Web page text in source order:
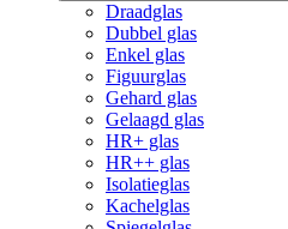
Draadglas
Dubbel glas
Enkel glas
Figuurglas
Gehard glas
Gelaagd glas
HR+ glas
HR++ glas
Isolatieglas
Kachelglas